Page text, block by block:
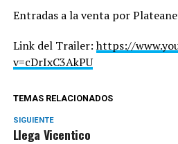
Entradas a la venta por
Link del Trailer:https://
v=cDrIxC3AkPU
TEMAS RELACIONADOS
SIGUIENTE
Llega Vicentico